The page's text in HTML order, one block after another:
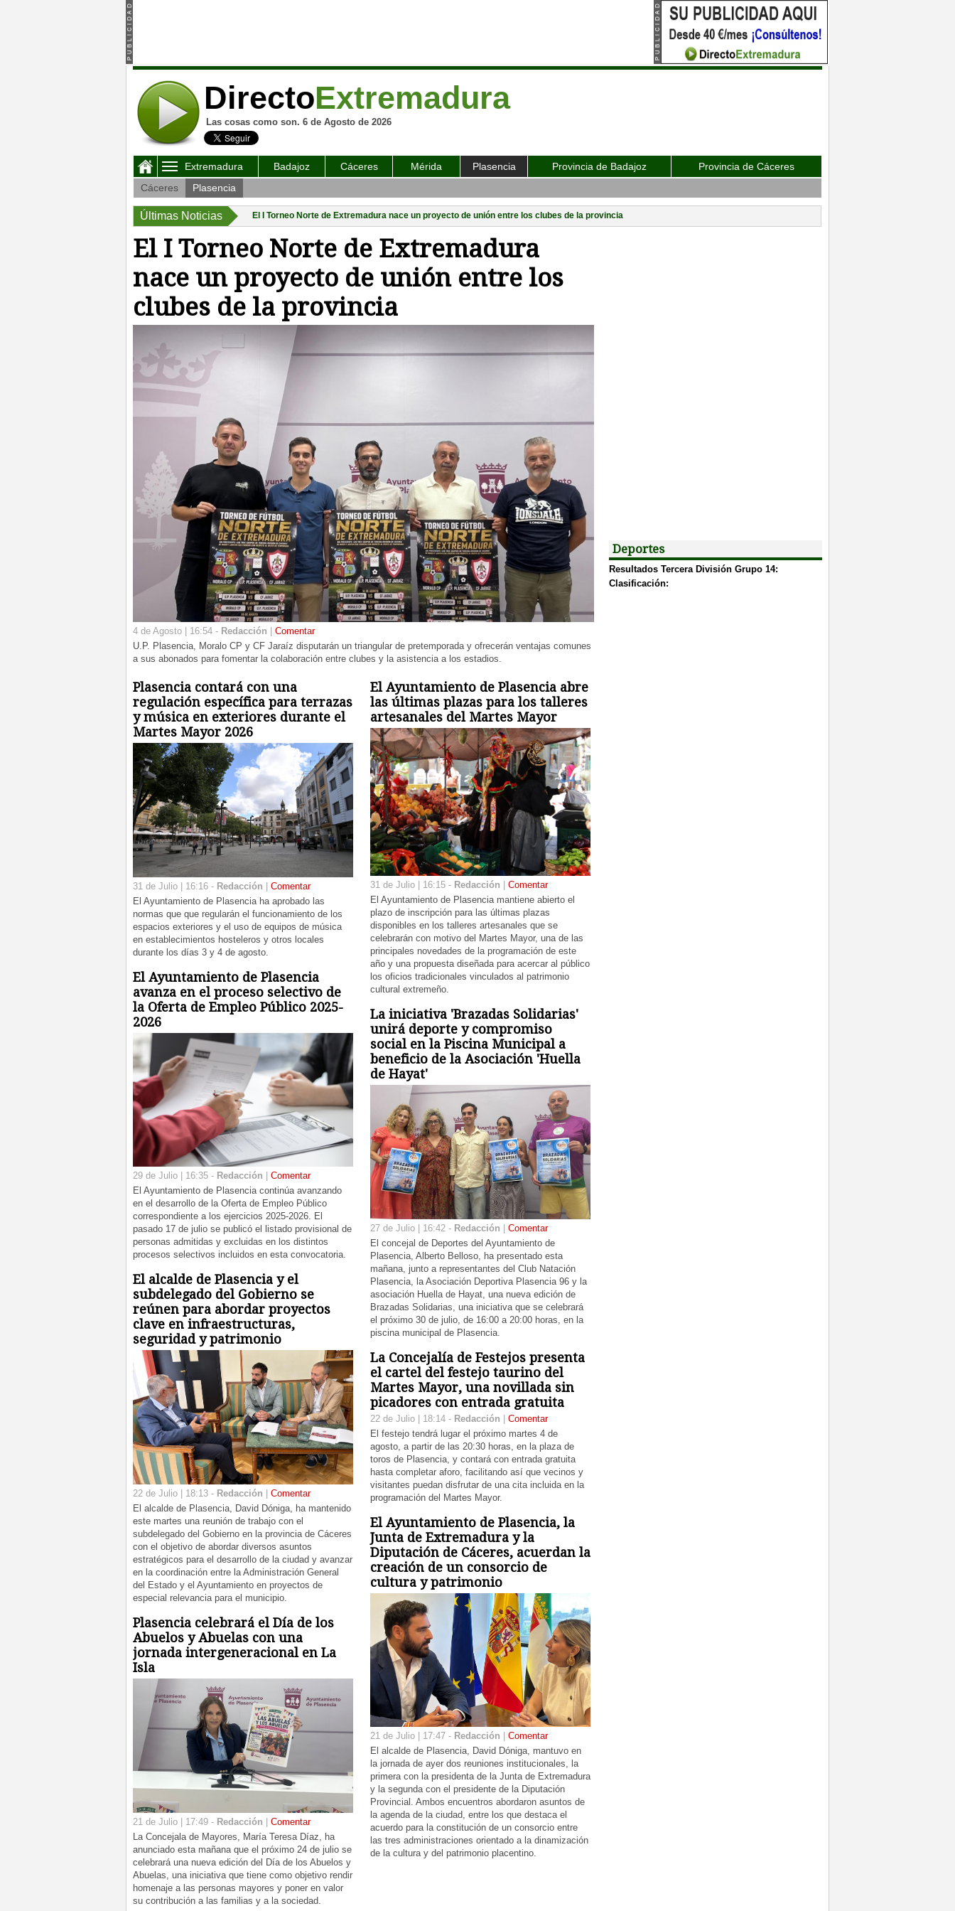
DirectoExtremadura
Las cosas como son. 6 de Agosto de 2026
Extremadura Badajoz Cáceres Mérida Plasencia Provincia de Badajoz
Provincia de Cáceres
Cáceres
Plasencia
Últimas Noticias El I Torneo Norte de Extremadura nace un proyecto de unión entre los clubes de la provincia
El I Torneo Norte de Extremadura
nace un proyecto de unión entre los
clubes de la provincia
4 de Agosto | 16:54 - Redacción
Comentar
U.P. Plasencia, Moralo CP y CF Jaraíz disputarán un triangular de pretemporada y ofrecerán ventajas comunes
a sus abonados para fomentar la colaboración entre clubes y la asistencia a los estadios.
Plasencia contará con una
regulación específica para terrazas
y música en exteriores durante el
Martes Mayor 2026
31 de Julio | 16:16 - Redacción | Comentar
El Ayuntamiento de Plasencia ha aprobado las
normas que que regularán el funcionamiento de los
espacios exteriores y el uso de equipos de música
en establecimientos hosteleros y otros locales
durante los días 3 y 4 de agosto.
El Ayuntamiento de Plasencia
avanza en el proceso selectivo de
la Oferta de Empleo Público 2025-
2026
29 de Julio | 16:35 - Redacción
Comentar
El Ayuntamiento de Plasencia continúa avanzando
en el desarrollo de la Oferta de Empleo Público
correspondiente a los ejercicios 2025-2026. El
pasado 17 de julio se publicó el listado provisional de
personas admitidas y excluidas en los distintos
procesos selectivos incluidos en esta convocatoria.
El alcalde de Plasencia y el
subdelegado del Gobierno se
reúnen para abordar proyectos
clave en infraestructuras,
seguridad y patrimonio
22 de Julio | 18:13 - Redacción
Comentar
El alcalde de Plasencia, David Dóniga, ha mantenido
este martes una reunión de trabajo con el
subdelegado del Gobierno en la provincia de Cáceres
con el objetivo de abordar diversos asuntos
estratégicos para el desarrollo de la ciudad y avanzar
en la coordinación entre la Administración General
del Estado y el Ayuntamiento en proyectos de
especial relevancia para el municipio.
Plasencia celebrará el Día de los
Abuelos y Abuelas con una
jornada intergeneracional en La
Isla
21 de Julio | 17:49 - Redacción | Comentar
La Concejala de Mayores, María Teresa Díaz, ha
anunciado esta mañana que el próximo 24 de julio se
celebrará una nueva edición del Día de los Abuelos y
Abuelas, una iniciativa que tiene como objetivo rendir
homenaje a las personas mayores y poner en valor
su contribución a las familias y a la sociedad.
El Ayuntamiento de Plasencia abre
las últimas plazas para los talleres
artesanales del Martes Mayor
31 de Julio | 16:15 - Redacción
Comentar
El Ayuntamiento de Plasencia mantiene abierto el
plazo de inscripción para las últimas plazas
disponibles en los talleres artesanales que se
celebrarán con motivo del Martes Mayor, una de las
principales novedades de la programación de este
año y una propuesta diseñada para acercar al público
los oficios tradicionales vinculados al patrimonio
cultural extremeño.
La iniciativa 'Brazadas Solidarias'
unirá deporte y compromiso
social en la Piscina Municipal a
beneficio de la Asociación 'Huella
de Hayat'
27 de Julio | 16:42 - Redacción | Comentar
El concejal de Deportes del Ayuntamiento de
Plasencia, Alberto Belloso, ha presentado esta
mañana, junto a representantes del Club Natación
Plasencia, la Asociación Deportiva Plasencia 96 y la
asociación Huella de Hayat, una nueva edición de
Brazadas Solidarias, una iniciativa que se celebrará
el próximo 30 de julio, de 16:00 a 20:00 horas, en la
piscina municipal de Plasencia.
La Concejalía de Festejos presenta
el cartel del festejo taurino del
Martes Mayor, una novillada sin
picadores con entrada gratuita
22 de Julio | 18:14 - Redacción | Comentar
El festejo tendrá lugar el próximo martes 4 de
agosto, a partir de las 20:30 horas, en la plaza de
toros de Plasencia, y contará con entrada gratuita
hasta completar aforo, facilitando así que vecinos y
visitantes puedan disfrutar de una cita incluida en la
programación del Martes Mayor.
El Ayuntamiento de Plasencia, la
Junta de Extremadura y la
Diputación de Cáceres, acuerdan la
creación de un consorcio de
cultura y patrimonio
21 de Julio | 17:47 - Redacción
Comentar
El alcalde de Plasencia, David Dóniga, mantuvo en
la jornada de ayer dos reuniones institucionales, la
primera con la presidenta de la Junta de Extremadura
y la segunda con el presidente de la Diputación
Provincial. Ambos encuentros abordaron asuntos de
la agenda de la ciudad, entre los que destaca el
acuerdo para la constitución de un consorcio entre
las tres administraciones orientado a la dinamización
de la cultura y del patrimonio placentino.
Deportes
Resultados Tercera División Grupo 14:
Clasificación: